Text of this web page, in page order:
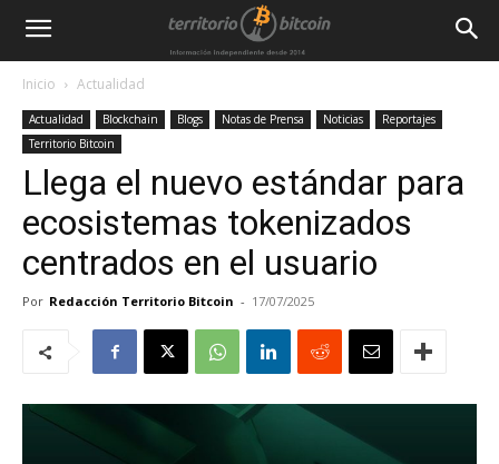
Inicio Actualidad
Actualidad Blockchain Blogs Notas de Prensa Noticias
Reportajes
Territorio Bitcoin
Llega el nuevo estándar para
ecosistemas tokenizados
centrados en el usuario
Por Redacción Territorio Bitcoin - 17/07/2025